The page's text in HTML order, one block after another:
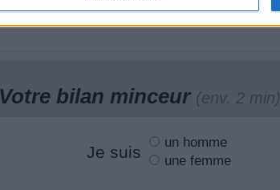
Votre bilan minceur (env. 2 min)
Je suis
un homme
une femme